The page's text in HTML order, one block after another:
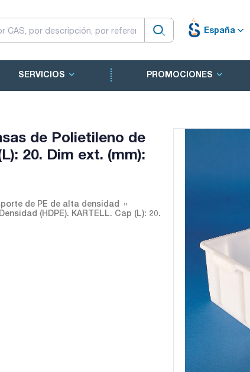
España
SERVICIOS PROMOCIONES
de Polietileno de
20. Dim ext. (mm):
de PE de alta densidad
(HDPE). KARTELL. Cap (L): 20.